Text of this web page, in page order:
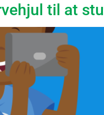
til at